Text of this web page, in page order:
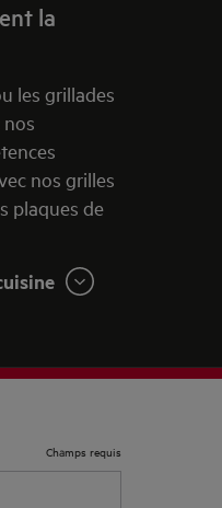
la
les grillades
nos grilles
plaques de
Champs requis